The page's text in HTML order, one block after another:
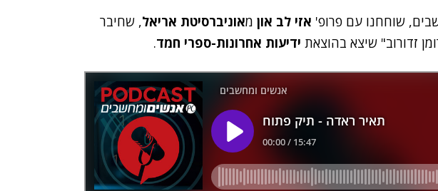
שוחחנו עם פרופ' אזי לב און מאוניברסיטת אריאל, שחיבר
זדורוב" שיצא בהוצאת ידיעות אחרונות-ספרי חמד.